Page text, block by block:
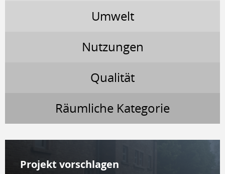
Umwelt
Nutzungen
Qualität
Räumliche Kategorie
Projekt vor­schla­gen